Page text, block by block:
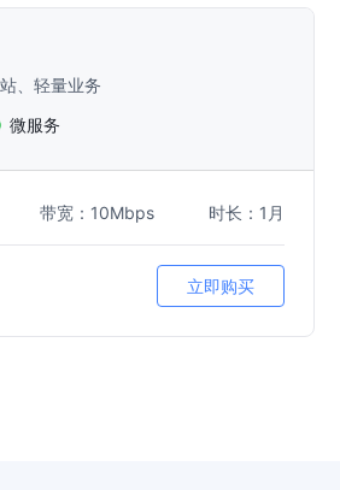
、轻量业务
微服务
带宽：10Mbps 时长：1月
立即购买